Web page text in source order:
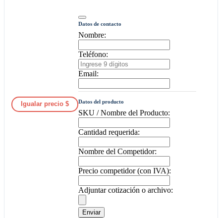
Igualar precio $
Datos de contacto
Nombre:
Teléfono:
Email:
Datos del producto
SKU / Nombre del Producto:
Cantidad requerida:
Nombre del Competidor:
Precio competidor (con IVA):
Adjuntar cotización o archivo:
Enviar